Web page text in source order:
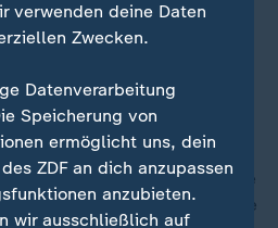
zunächst
hatte es über
Hin und Her gegeben.
Auslieferung hatte das oberste
auf italienischer Seite
verwenden deine Daten
Zwecken.
Datenverarbeitung
Speicherung von
ermöglicht uns, dein
ZDF an dich anzupassen
anzubieten.
wir ausschließlich auf